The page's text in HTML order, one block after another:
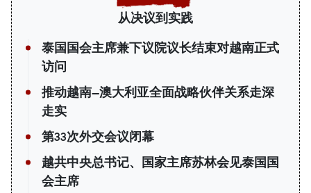
从决议到实践
泰国国会主席兼下议院议长结束对越南正式
访问
推动越南—澳大利亚全面战略伙伴关系走深
走实
第33次外交会议闭幕
越共中央总书记、国家主席苏林会见泰国国
会主席